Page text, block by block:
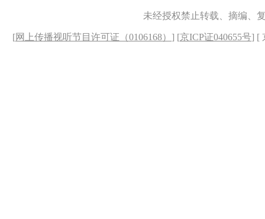
未经授权禁止转载、摘编、
[网上传播视听节目许可证（0106168） ] [京ICP证040655号] [